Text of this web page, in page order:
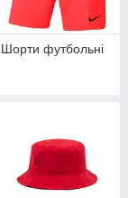
Шорти футбольні